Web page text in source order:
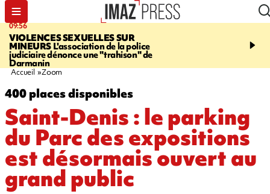
09:56
VIOLENCES SEXUELLES SUR
MINEURS L'association de la police
judiciaire dénonce une "trahison" de
Darmanin
12:19
grièvement blessé à
Accueil Zoom
400 places disponibles
Saint-Denis : le parking
du Parc des expositions
est désormais ouvert au
grand public